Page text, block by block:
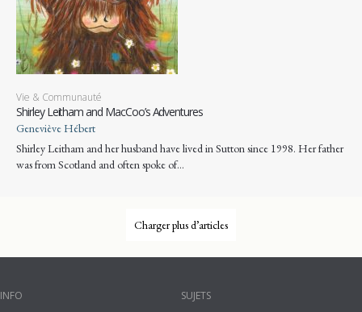
Vie & Communauté
Shirley Leitham and MacCoo’s Adventures
Geneviève Hébert
Shirley Leitham and her husband have lived in Sutton since 1998. Her father
was from Scotland and often spoke of…
Charger plus d’articles
INFO SUJETS